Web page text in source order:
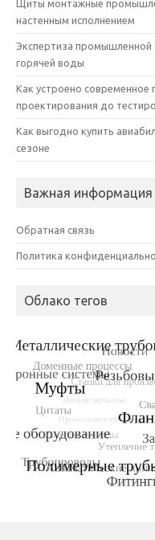
Щиты монтажные
настенным исполнением
Экспертиза промышленной
горячей воды
Как устроено современное
проектирования до
Как выгодно купить
сезоне
Важная информация
Обратная связь
Политика
Облако тегов